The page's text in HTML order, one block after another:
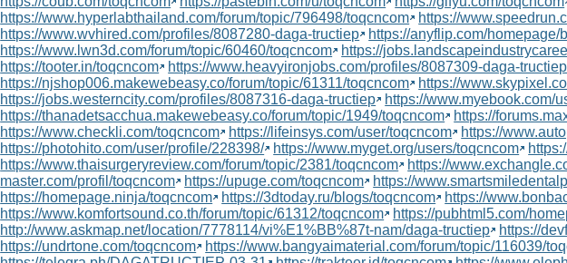
https://www.hyperlabthailand.com/forum/topic/796498/toqcncom
https://
https://www.wvhired.com/profiles/8087280-daga-tructiep
https://anyflip.com/homepage/
https://www.lwn3d.com/forum/topic/60460/toqcncom
https://
https://tooter.in/toqcncom
https://www.heavyironjobs.com/profiles/8087309-daga-tructiep
https://njshop006.makewebeasy.co/forum/topic/61311/toqcncom
https://
https://jobs.westerncity.com/profiles/8087316-daga-tructiep
https://www.myebook.com/
https://thanadetsacchua.makewebeasy.co/forum/topic/1949/toqcncom
https://
https://www.checkli.com/toqcncom
https://lifeinsys.com/user/toqcncom
https://
https://photohito.com/user/profile/228398/
https://www.myget.org/users/toqcncom
https://www.thaisurgeryreview.com/forum/topic/2381/toqcncom
https://
master.com/profil/toqcncom
https://upuge.com/toqcncom
https://
https://homepage.ninja/toqcncom
https://3dtoday.ru/blogs/toqcncom
https://
https://www.komfortsound.co.th/forum/topic/61312/toqcncom
https://pubhtml5.com/
http://www.askmap.net/location/7778114/vi%E1%BB%87t-nam/daga-tructiep
https://
https://undrtone.com/toqcncom
https://www.bangyaimaterial.com/forum/topic/116039/